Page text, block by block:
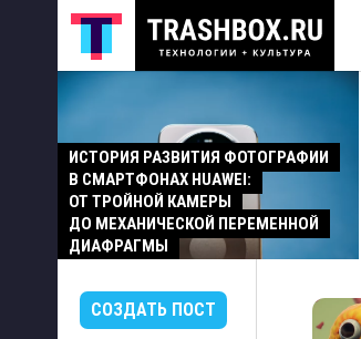
ИСТОРИЯ РАЗВИТИЯ ФОТОГРАФИИ
В СМАРТФОНАХ HUAWEI:
ОТ ТРОЙНОЙ КАМЕРЫ
ДО МЕХАНИЧЕСКОЙ ПЕРЕМЕННОЙ
ДИАФРАГМЫ
СОЗДАТЬ ПОСТ